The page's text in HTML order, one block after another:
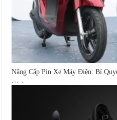
Nâng Cấp Pin Xe Máy Điện: Bí
Cách...